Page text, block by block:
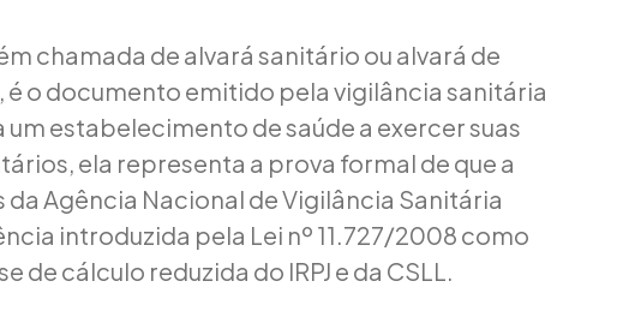
chamada de alvará sanitário ou alvará de
o documento emitido pela vigilância sanitária
estabelecimento de saúde a exercer suas
ela representa a prova formal de que a
Agência Nacional de Vigilância Sanitária
introduzida pela Lei nº 11.727/2008 como
de cálculo reduzida do IRPJ e da CSLL.